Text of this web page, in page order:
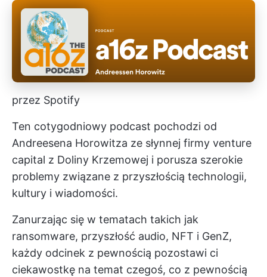
przez Spotify
Ten cotygodniowy podcast pochodzi od
Andreesena Horowitza ze słynnej firmy venture
capital z Doliny Krzemowej i porusza szerokie
problemy związane z przyszłością technologii,
kultury i wiadomości.
Zanurzając się w tematach takich jak
ransomware, przyszłość audio, NFT i GenZ,
każdy odcinek z pewnością pozostawi ci
ciekawostkę na temat czegoś, co z pewnością